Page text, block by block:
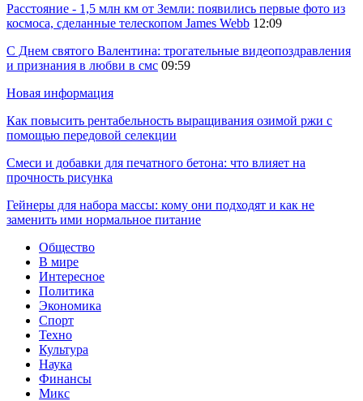
Расстояние - 1,5 млн км от Земли: появились первые фото из
космоса, сделанные телескопом James Webb 12:09
С Днем святого Валентина: трогательные видеопоздравления
и признания в любви в смс 09:59
Новая информация
Как повысить рентабельность выращивания озимой ржи с
помощью передовой селекции
Смеси и добавки для печатного бетона: что влияет на
прочность рисунка
Гейнеры для набора массы: кому они подходят и как не
заменить ими нормальное питание
Общество
В мире
Интересное
Политика
Экономика
Спорт
Техно
Культура
Наука
Финансы
Микс